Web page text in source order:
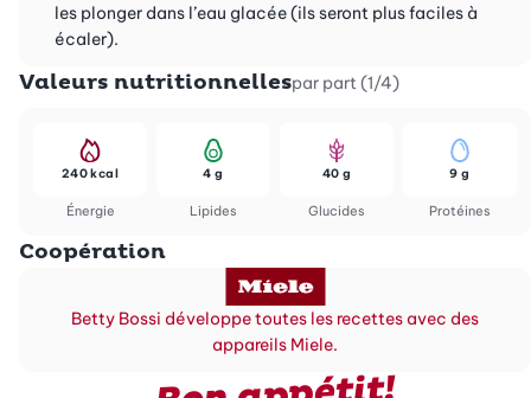
les plonger dans l’eau glacée (ils seront plus faciles à
écaler).
Valeurs nutritionnellespar part (1/4)
Énergie
240 kcal
Lipides
4 g
Glucides
40 g
Protéines
9 g
Coopération
Betty Bossi développe toutes les recettes avec des
appareils Miele.